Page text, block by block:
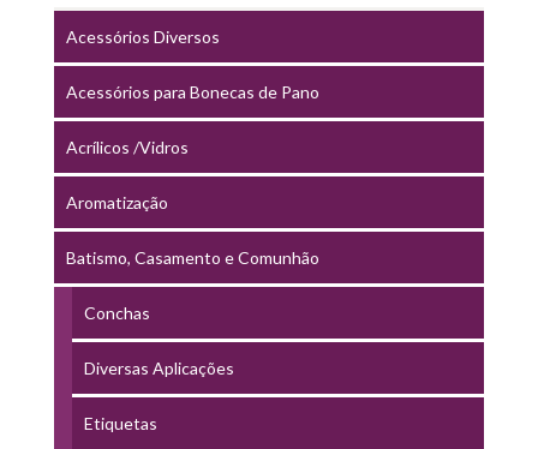
Acessórios Diversos
Acessórios para Bonecas de Pano
Acrílicos /Vidros
Aromatização
Batismo, Casamento e Comunhão
Conchas
Diversas Aplicações
Etiquetas